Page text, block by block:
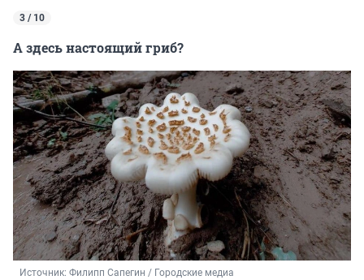
3 / 10
А здесь настоящий гриб?
Источник: Филипп Сапегин / Городские медиа